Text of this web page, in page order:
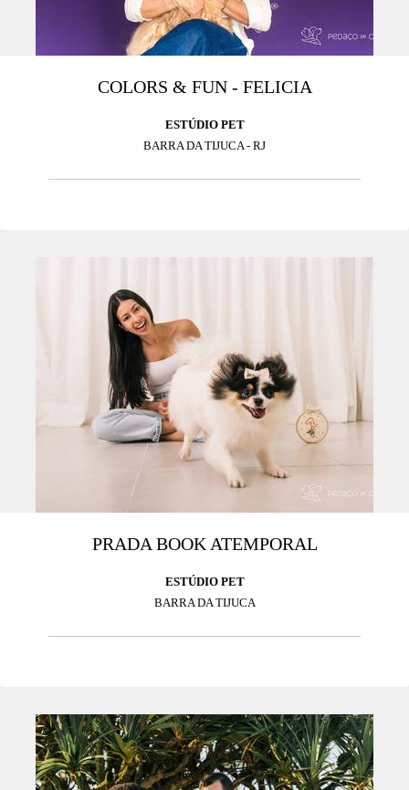
COLORS & FUN - FELICIA
ESTÚDIO PET
BARRA DA TIJUCA - RJ
PRADA BOOK ATEMPORAL
ESTÚDIO PET
BARRA DA TIJUCA